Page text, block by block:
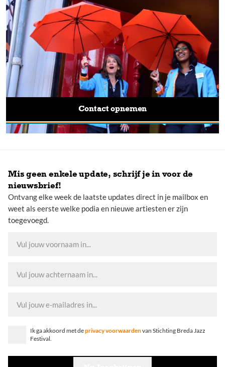
Heb je een
andere vraag?
Neem contact met ons op
Staat je vraag er niet bij? Neem dan contact met ons op via het
contactformulier.
Contact opnemen
Mis geen enkele update, schrijf je in voor de
nieuwsbrief!
Ontvang elke week de laatste updates direct in je mailbox en
weet als eerste welke podia en nieuwe artiesten er zijn
toegevoegd.
Ik ga akkoord met deprivacy voorwaardenvan Stichting Breda Jazz
Festival.